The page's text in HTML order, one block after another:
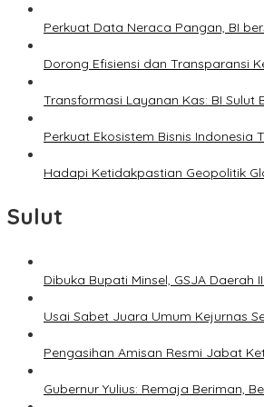
Perkuat Data Neraca Pangan, BI
Dorong Efisiensi dan Transparansi
Transformasi Layanan Kas: BI
Perkuat Ekosistem Bisnis Indonesia
Hadapi Ketidakpastian Geopolitik
Sulut
Dibuka Bupati Minsel, GSJA Daerah
Usai Sabet Juara Umum Kejurnas
Pengasihan Amisan Resmi Jabat
Gubernur Yulius: Remaja Beriman,